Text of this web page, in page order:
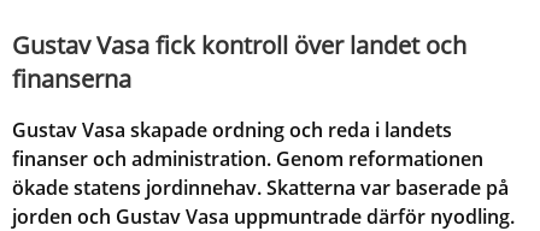
Gustav Vasa fick kontroll över landet och
finanserna
Gustav Vasa skapade ordning och reda i landets
finanser och administration. Genom reformationen
ökade statens jordinnehav. Skatterna var baserade på
jorden och Gustav Vasa uppmuntrade därför nyodling.